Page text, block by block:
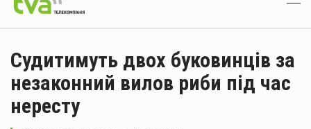
Судитимуть двох буковинців за
незаконний вилов риби під час
нересту